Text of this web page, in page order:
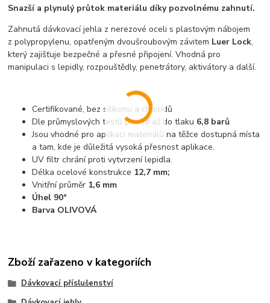
Snazší a plynulý průtok materiálu díky pozvolnému zahnutí.
Zahnutá dávkovací jehla z nerezové oceli s plastovým nábojem
z polypropylenu, opatřeným dvoušroubovým závitem Luer Lock,
který zajišťuje bezpečné a přesné připojení. Vhodná pro
manipulaci s lepidly, rozpouštědly, penetrátory, aktivátory a další.
Certifikované, bez silikonu a chloridů
Dle průmyslových testů použití až do tlaku 6,8 barů
Jsou vhodné pro aplikaci materiálů na těžce dostupná místa
a tam, kde je důležitá vysoká přesnost aplikace.
UV filtr chrání proti vytvrzení lepidla.
Délka ocelové konstrukce 12,7 mm;
Vnitřní průměr 1,6 mm
Úhel 90°
Barva OLIVOVÁ
Zboží zařazeno v kategoriích
Dávkovací příslušenství